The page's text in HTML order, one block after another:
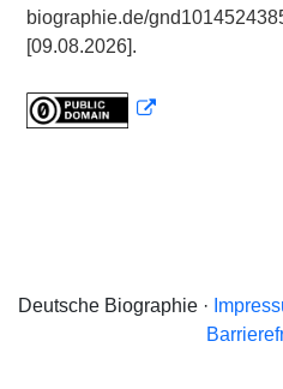
biographie.de/
[09.08.2026].
Deutsche Biographie ·